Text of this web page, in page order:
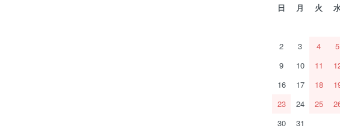
日 月 火
2
3 4 5
9
10 11
16
17 18
23
24 25
30
31